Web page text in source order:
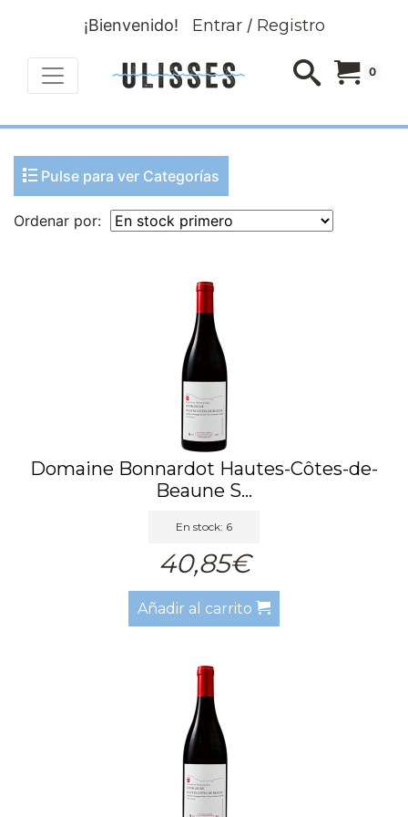
¡Bienvenido! Entrar/ Registro
0
Pulse para ver Categorías
Ordenar por:
Domaine Bonnardot Hautes-Côtes-de-
Beaune S...
En stock: 6
40,85€
Añadir al carrito